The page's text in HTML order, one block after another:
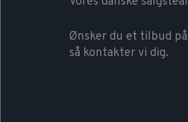
Ønsker du et tilbud
så kontakter vi dig.